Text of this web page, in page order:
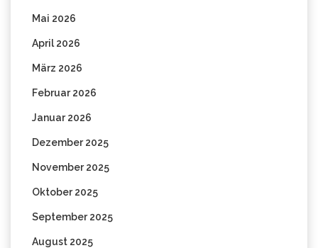
Mai 2026
April 2026
März 2026
Februar 2026
Januar 2026
Dezember 2025
November 2025
Oktober 2025
September 2025
August 2025